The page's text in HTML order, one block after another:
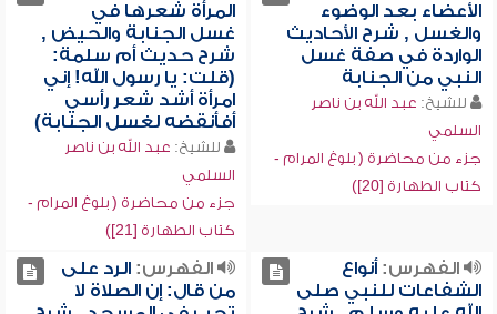
الأعضاء بعد الوضوء
والغسل , شرح الأحاديث
الواردة في صفة غسل
النبي من الجنابة
للشيخ: عبد الله بن ناصر
السلمي
جزء من محاضرة ( بلوغ المرام -
كتاب الطهارة [20])
المرأة شعرها في
غسل الجنابة والحيض ,
شرح حديث أم سلمة:
(قلت: يا رسول الله! إني
امرأة أشد شعر رأسي
أفأنقضه لغسل الجنابة)
للشيخ: عبد الله بن ناصر
السلمي
جزء من محاضرة ( بلوغ المرام -
كتاب الطهارة [21])
الفهرس:أنواع
الشفاعات للنبي صلى
الفهرس:الرد على
من قال: إن الصلاة لا